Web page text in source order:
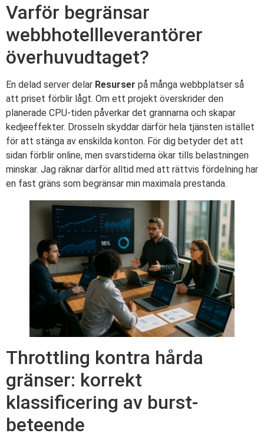
Varför begränsar
webbhotellleverantörer
överhuvudtaget?
En delad server delar Resurser på många webbplatser så
att priset förblir lågt. Om ett projekt överskrider den
planerade CPU-tiden påverkar det grannarna och skapar
kedjeeffekter. Drosseln skyddar därför hela tjänsten istället
för att stänga av enskilda konton. För dig betyder det att
sidan förblir online, men svarstiderna ökar tills belastningen
minskar. Jag räknar därför alltid med att rättvis fördelning har
en fast gräns som begränsar min maximala prestanda.
Throttling kontra hårda
gränser: korrekt
klassificering av burst-
beteende